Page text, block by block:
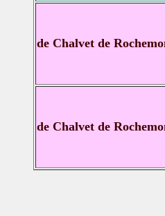
de Chalvet de
de Chalvet de